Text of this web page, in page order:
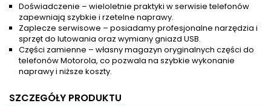
Doświadczenie – wieloletnie praktyki w serwisie telefonów
zapewniają szybkie i rzetelne naprawy.
Zaplecze serwisowe – posiadamy profesjonalne narzędzia i
sprzęt do lutowania oraz wymiany gniazd USB.
Części zamienne – własny magazyn oryginalnych części do
telefonów Motorola, co pozwala na szybkie wykonanie
naprawy i niższe koszty.
SZCZEGÓŁY PRODUKTU